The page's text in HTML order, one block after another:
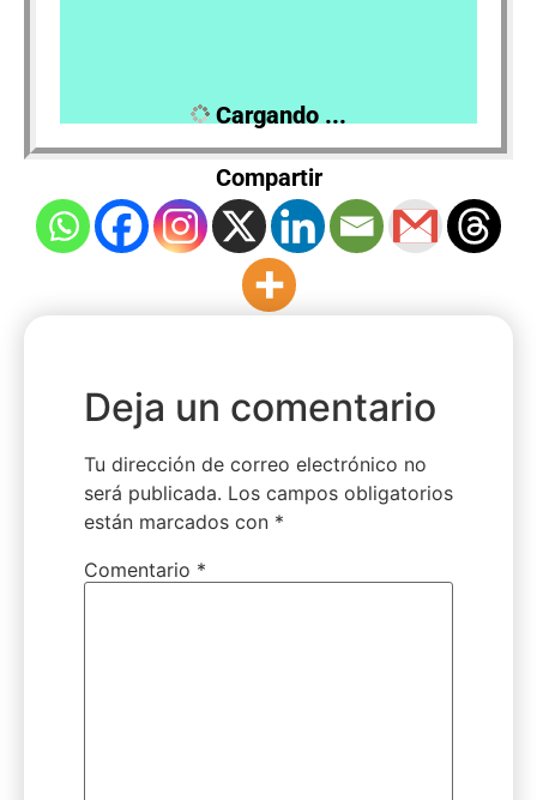
Cargando ...
Compartir
Deja un comentario
Tu dirección de correo electrónico no
será publicada. Los campos obligatorios
están marcados con *
Comentario *